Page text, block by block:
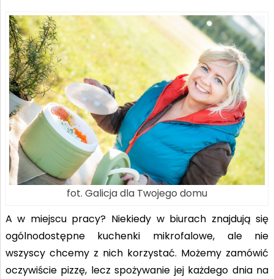
fot. Galicja dla Twojego domu
A w miejscu pracy? Niekiedy w biurach znajdują się
ogólnodostępne kuchenki mikrofalowe, ale nie
wszyscy chcemy z nich korzystać. Możemy zamówić
oczywiście pizzę, lecz spożywanie jej każdego dnia na